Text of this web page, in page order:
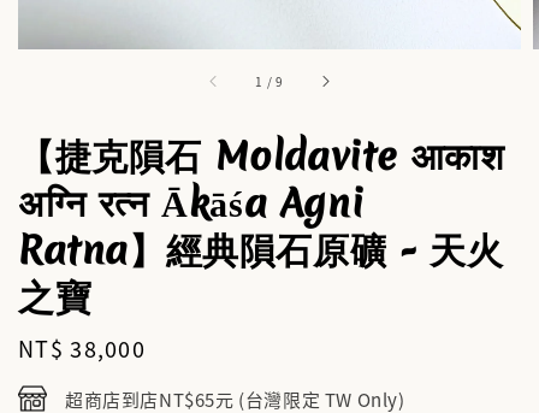
1 /9
【捷克隕石 Moldavite आकाश
अग्नि रत्न Ākāśa Agni
Ratna】經典隕石原礦 - 天火
之寶
Regular
price
NT$ 38,000
超商店到店NT$65元 (台灣限定 TW Only)